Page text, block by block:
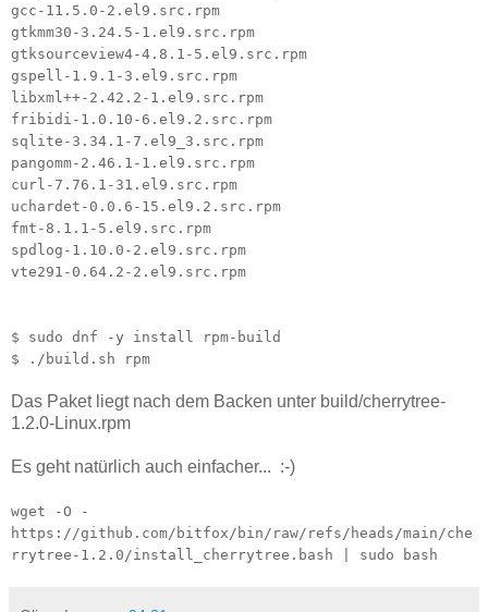
gcc-11.5.0-2.el9.src.rpm
gtkmm30-3.24.5-1.el9.src.rpm
gtksourceview4-4.8.1-5.el9.src.rpm
gspell-1.9.1-3.el9.src.rpm
libxml++-2.42.2-1.el9.src.rpm
fribidi-1.0.10-6.el9.2.src.rpm
sqlite-3.34.1-7.el9_3.src.rpm
pangomm-2.46.1-1.el9.src.rpm
curl-7.76.1-31.el9.src.rpm
uchardet-0.0.6-15.el9.2.src.rpm
fmt-8.1.1-5.el9.src.rpm
spdlog-1.10.0-2.el9.src.rpm
vte291-0.64.2-2.el9.src.rpm
$ sudo dnf -y install rpm-build
$ ./build.sh rpm
Das Paket liegt nach dem Backen unter build/cherrytree-
1.2.0-Linux.rpm
Es geht natürlich auch einfacher... :-)
wget -O -
https://github.com/bitfox/bin/raw/refs/heads/main/che
rrytree-1.2.0/install_cherrytree.bash | sudo bash